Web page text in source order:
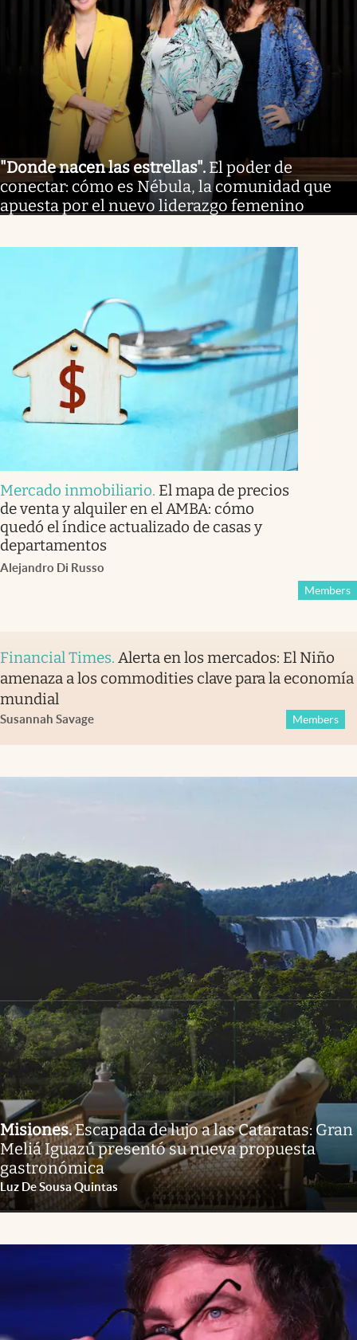
"Donde nacen las estrellas". El poder de
conectar: cómo es Nébula, la comunidad que
apuesta por el nuevo liderazgo femenino
Mercado inmobiliario. El mapa de precios
de venta y alquiler en el AMBA: cómo
quedó el índice actualizado de casas y
departamentos
Alejandro Di Russo
Members
Financial Times. Alerta en los mercados: El Niño
amenaza a los commodities clave para la economía
mundial
Susannah Savage Members
Misiones.Escapada de lujo a las Cataratas: Gran
Meliá Iguazú presentó su nueva propuesta
gastronómica
Luz De Sousa Quintas